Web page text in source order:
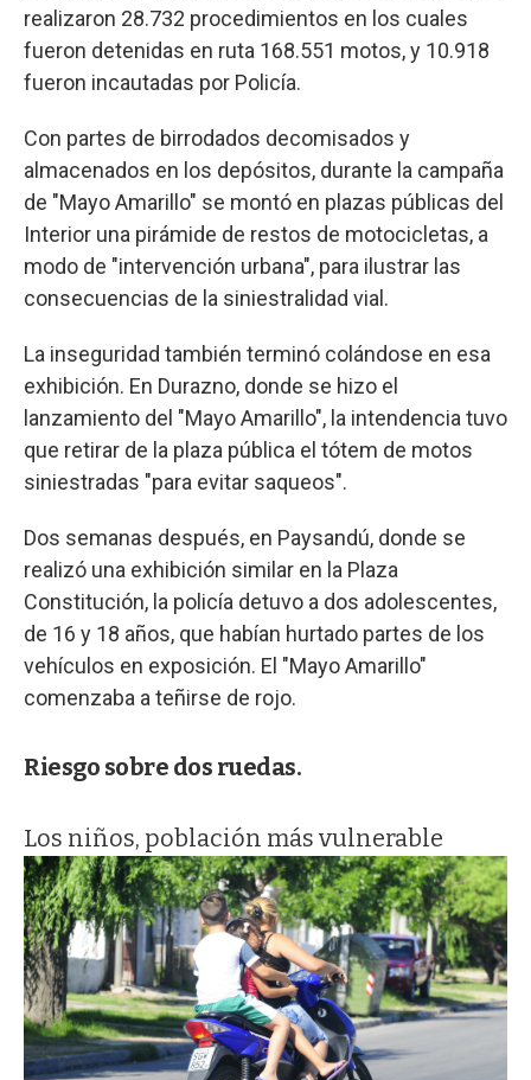
realizaron 28.732 procedimientos en los cuales
fueron detenidas en ruta 168.551 motos, y 10.918
fueron incautadas por Policía.
Con partes de birrodados decomisados y
almacenados en los depósitos, durante la campaña
de "Mayo Amarillo" se montó en plazas públicas del
Interior una pirámide de restos de motocicletas, a
modo de "intervención urbana", para ilustrar las
consecuencias de la siniestralidad vial.
La inseguridad también terminó colándose en esa
exhibición. En Durazno, donde se hizo el
lanzamiento del "Mayo Amarillo", la intendencia tuvo
que retirar de la plaza pública el tótem de motos
siniestradas "para evitar saqueos".
Dos semanas después, en Paysandú, donde se
realizó una exhibición similar en la Plaza
Constitución, la policía detuvo a dos adolescentes,
de 16 y 18 años, que habían hurtado partes de los
vehículos en exposición. El "Mayo Amarillo"
comenzaba a teñirse de rojo.
Riesgo sobre dos ruedas.
Los niños, población más vulnerable